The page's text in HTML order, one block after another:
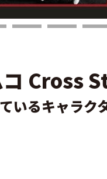
Cross
いるキャラク